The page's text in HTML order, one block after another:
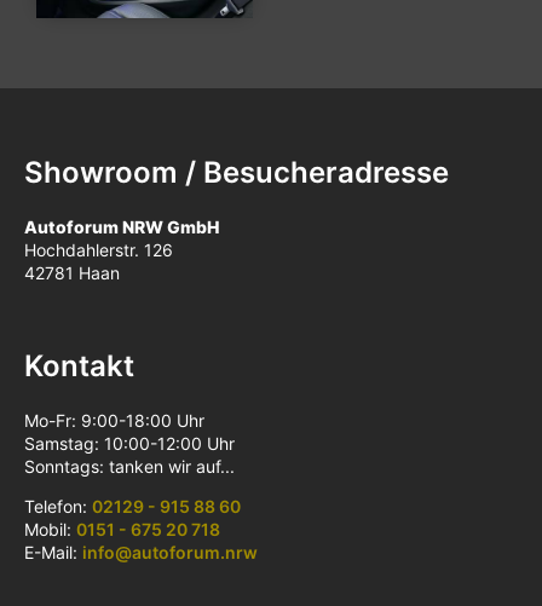
Showroom / Besucheradresse
Autoforum NRW GmbH
Hochdahlerstr. 126
42781 Haan
Kontakt
Mo-Fr: 9:00-18:00 Uhr
Samstag: 10:00-12:00 Uhr
Sonntags: tanken wir auf...
Telefon: 02129 - 915 88 60
Mobil: 0151 - 675 20 718
E-Mail: info@autoforum.nrw